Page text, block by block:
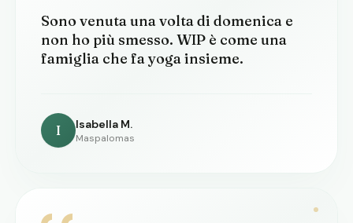
Sono venuta una volta di domenica e
non ho più smesso. WIP è come una
famiglia che fa yoga insieme.
I Isabella M.
Maspalomas